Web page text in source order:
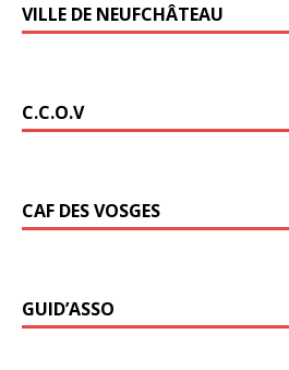
VILLE DE NEUFCHÂTEAU
C.C.O.V
CAF DES VOSGES
GUID’ASSO